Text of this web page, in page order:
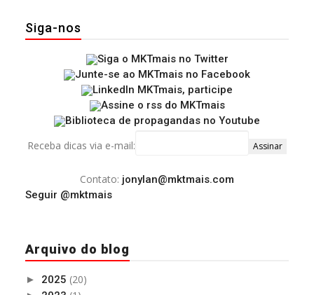
Siga-nos
Receba dicas via e-mail:
Contato: jonylan@mktmais.com
Seguir @mktmais
Arquivo do blog
► 2025 (20)